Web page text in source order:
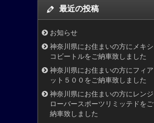
最近の投稿
お知らせ
神奈川県にお住まいの方にメキシ
コビートルをご納車致しました
神奈川県にお住まいの方にフィア
ット５００をご納車致しました
神奈川県にお住まいの方にレンジ
ローバースポーツリミッテドをご
納車致しました